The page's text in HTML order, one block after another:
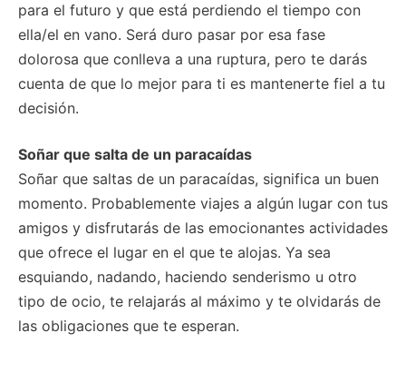
para el futuro y que está perdiendo el tiempo con
ella/el en vano. Será duro pasar por esa fase
dolorosa que conlleva a una ruptura, pero te darás
cuenta de que lo mejor para ti es mantenerte fiel a tu
decisión.
Soñar que salta de un paracaídas
Soñar que saltas de un paracaídas, significa un buen
momento. Probablemente viajes a algún lugar con tus
amigos y disfrutarás de las emocionantes actividades
que ofrece el lugar en el que te alojas. Ya sea
esquiando, nadando, haciendo senderismo u otro
tipo de ocio, te relajarás al máximo y te olvidarás de
las obligaciones que te esperan.